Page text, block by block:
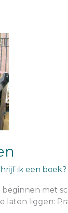
ik een boek?
beginnen met
laten liggen: